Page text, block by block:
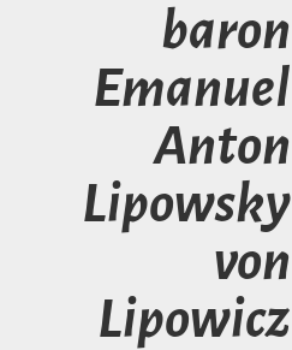
baron
Emanuel
Anton
Lipowsky
von
Lipowicz